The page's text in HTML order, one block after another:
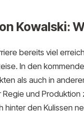
Kowalski:
bereits viel
In den
als auch in
und
hinter den Kulissen